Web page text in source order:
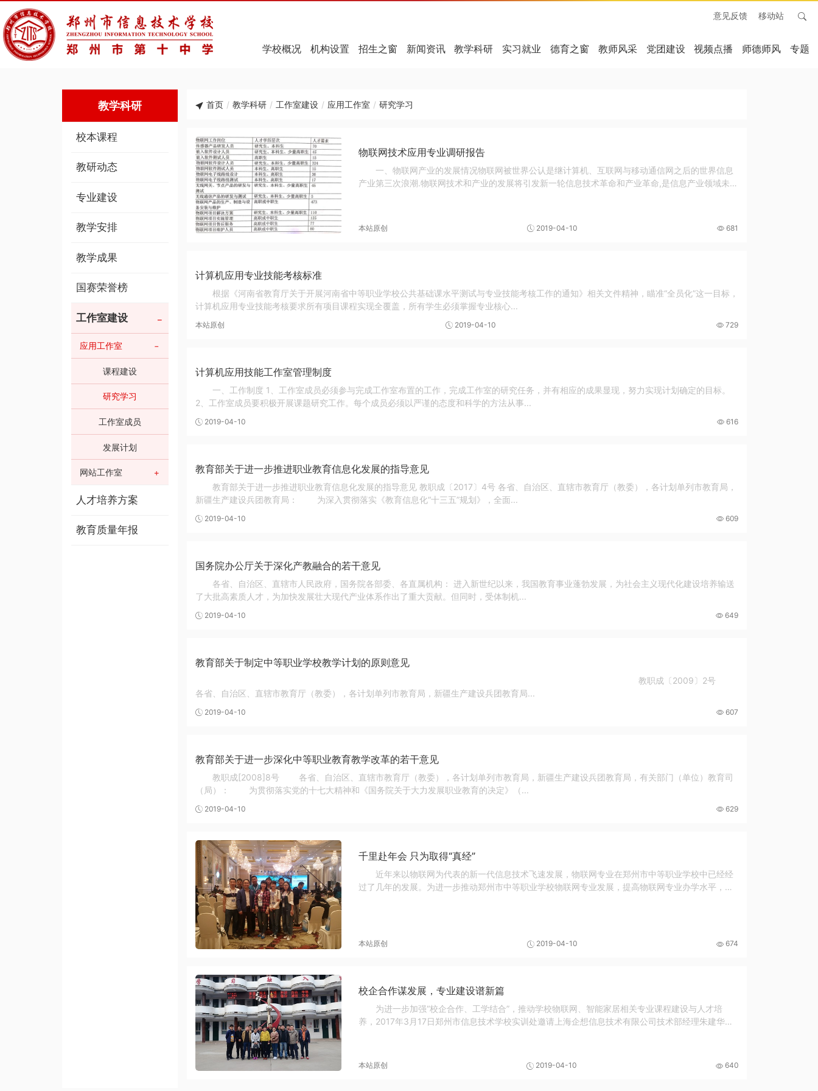
意见反馈 移动站
学校概况 机构设置 招生之窗 新闻资讯 教学科研 实习就业 德育之窗 教师风采 党团建设 视频点播 师德师风 专题
教学科研
校本课程
教研动态
专业建设
教学安排
教学成果
国赛荣誉榜
工作室建设
应用工作室
课程建设
研究学习
工作室成员
发展计划
网站工作室
人才培养方案
教育质量年报
首页 / 教学科研 / 工作室建设 / 应用工作室 / 研究学习
物联网技术应用专业调研报告
一、物联网产业的发展情况物联网被世界公认是继计算机、互联网与移动通信网之后的世界信息
产业第三次浪潮.物联网技术和产业的发展将引发新一轮信息技术革命和产业革命,是信息产业领域未来
本站原创 2019-04-10 681
计算机应用专业技能考核标准
根据《河南省教育厅关于开展河南省中等职业学校公共基础课水平测试与专业技能考核工作的通知》相关文件精神，瞄准“全员化”这一目标，
计算机应用专业技能考核要求所有项目课程实现全覆盖，所有学生必须掌握专业核心...
本站原创 2019-04-10 729
计算机应用技能工作室管理制度
一、工作制度 1、工作室成员必须参与完成工作室布置的工作，完成工作室的研究任务，并有相应的成果显现，努力实现计划确定的目标。
2、工作室成员要积极开展课题研究工作。每个成员必须以严谨的态度和科学的方法从事...
2019-04-10 616
教育部关于进一步推进职业教育信息化发展的指导意见
教育部关于进一步推进职业教育信息化发展的指导意见 教职成〔2017〕4号 各省、自治区、直辖市教育厅（教委），各计划单列市教育局，
新疆生产建设兵团教育局： 为深入贯彻落实《教育信息化“十三五”规划》，全面...
2019-04-10 609
国务院办公厅关于深化产教融合的若干意见
各省、自治区、直辖市人民政府，国务院各部委、各直属机构： 进入新世纪以来，我国教育事业蓬勃发展，为社会主义现代化建设培养输送
了大批高素质人才，为加快发展壮大现代产业体系作出了重大贡献。但同时，受体制机...
2019-04-10 649
教育部关于制定中等职业学校教学计划的原则意见
教职成〔2009〕2号
各省、自治区、直辖市教育厅（教委），各计划单列市教育局，新疆生产建设兵团教育局...
2019-04-10 607
教育部关于进一步深化中等职业教育教学改革的若干意见
教职成[2008]8号 各省、自治区、直辖市教育厅（教委），各计划单列市教育局，新疆生产建设兵团教育局，有关部门（单位）教育司
（局）： 为贯彻落实党的十七大精神和《国务院关于大力发展职业教育的决定》（...
2019-04-10 629
千里赴年会 只为取得“真经”
近年来以物联网为代表的新一代信息技术飞速发展，物联网专业在郑州市中等职业学校中已经经
过了几年的发展。为进一步推动郑州市中等职业学校物联网专业发展，提高物联网专业办学水平，
本站原创 2019-04-10 674
校企合作谋发展，专业建设谱新篇
为进一步加强“校企合作、工学结合”，推动学校物联网、智能家居相关专业课程建设与人才培
养，2017年3月17日郑州市信息技术学校实训处邀请上海企想信息技术有限公司技术部经理朱建华、
本站原创 2019-04-10 640